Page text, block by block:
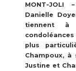
MONT-
Danielle
tiennent à
condoléances
plus
Champoux, à
Justine et